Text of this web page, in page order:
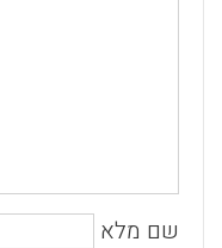
שם מלא